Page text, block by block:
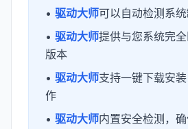
• 驱动大师可以自动检测系
• 驱动大师提供与您系统完
版本
• 驱动大师支持一键下载安
作
• 驱动大师内置安全检测，